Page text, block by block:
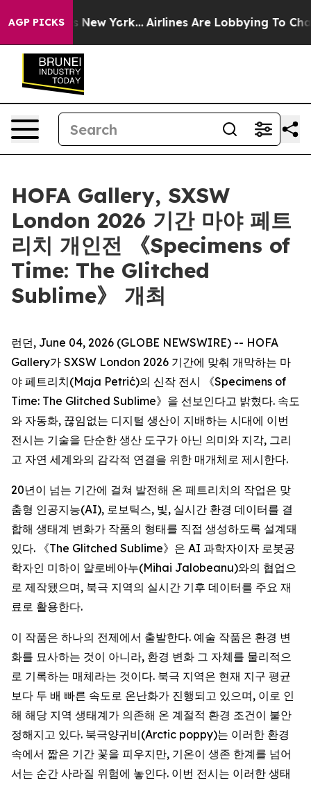
AGP PICKS
News New York... Airlines Are Lobbying To
HOFA Gallery, SXSW
London 2026 기간 마야 페트
리치 개인전 《Specimens of
Time: The Glitched
Sublime》 개최
런던, June 04, 2026 (GLOBE NEWSWIRE) -- HOFA
Gallery가 SXSW London 2026 기간에 맞춰 개막하는 마
야 페트리치(Maja Petrić)의 신작 전시 《Specimens of
Time: The Glitched Sublime》을 선보인다고 밝혔다. 속도
와 자동화, 끊임없는 디지털 생산이 지배하는 시대에 이번
전시는 기술을 단순한 생산 도구가 아닌 의미와 지각, 그리
고 자연 세계와의 감각적 연결을 위한 매개체로 제시한다.
20년이 넘는 기간에 걸쳐 발전해 온 페트리치의 작업은 맞
춤형 인공지능(AI), 로보틱스, 빛, 실시간 환경 데이터를 결
합해 생태계 변화가 작품의 형태를 직접 생성하도록 설계돼
있다. 《The Glitched Sublime》은 AI 과학자이자 로봇공
학자인 미하이 얄로베아누(Mihai Jalobeanu)와의 협업으
로 제작됐으며, 북극 지역의 실시간 기후 데이터를 주요 재
료로 활용한다.
이 작품은 하나의 전제에서 출발한다. 예술 작품은 환경 변
화를 묘사하는 것이 아니라, 환경 변화 그 자체를 물리적으
로 기록하는 매체라는 것이다. 북극 지역은 현재 지구 평균
보다 두 배 빠른 속도로 온난화가 진행되고 있으며, 이로 인
해 해당 지역 생태계가 의존해 온 계절적 환경 조건이 불안
정해지고 있다. 북극양귀비(Arctic poppy)는 이러한 환경
속에서 짧은 기간 꽃을 피우지만, 기온이 생존 한계를 넘어
서는 순간 사라질 위험에 놓인다. 이번 전시는 이러한 생태